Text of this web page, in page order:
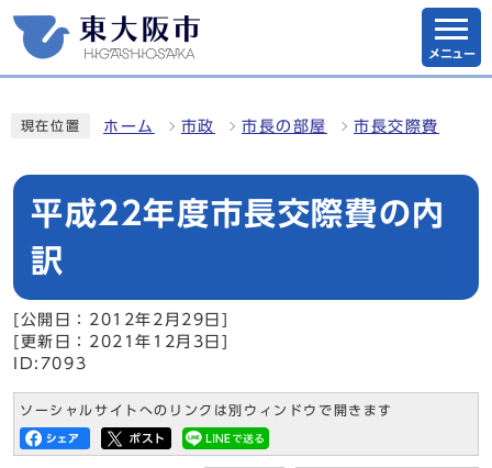
メニュー
現在位置 ホーム 市政 市長の部屋 市長交際費
平成22年度市長交際費の内
訳
[公開日：2012年2月29日]
[更新日：2021年12月3日]
ID:7093
ソーシャルサイトへのリンクは別ウィンドウで開きます